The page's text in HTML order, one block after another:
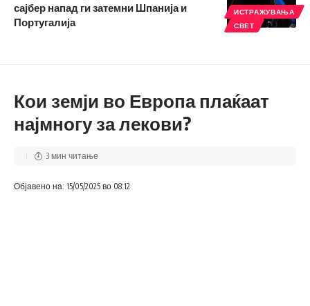
ИСТРАЖУВАЊА
СВЕТ
сајбер напад ги затемни Шпанија и
Португалија
Кои земји во Европа плаќаат
најмногу за лекови?
Објавено на: 15/05/2025 во 08:12
3 мин читање